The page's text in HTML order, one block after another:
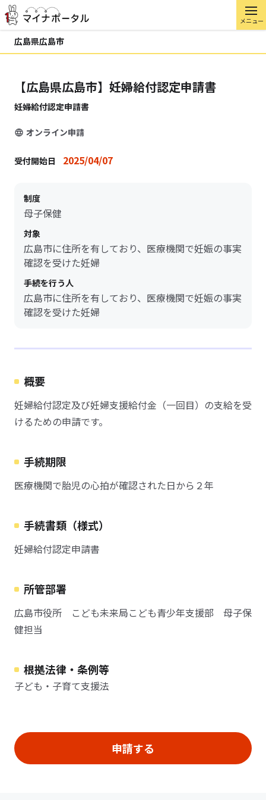
メニュー
広島県広島市
【広島県広島市】妊婦給付認定申請書
妊婦給付認定申請書
オンライン申請
受付開始日 2025/04/07
制度
母子保健
対象
広島市に住所を有しており、医療機関で妊娠の事実
確認を受けた妊婦
手続を行う人
広島市に住所を有しており、医療機関で妊娠の事実
確認を受けた妊婦
概要
妊婦給付認定及び妊婦支援給付金（一回目）の支給を受
けるための申請です。
手続期限
医療機関で胎児の心拍が確認された日から２年
手続書類（様式）
妊婦給付認定申請書
所管部署
広島市役所 こども未来局こども青少年支援部 母子保
健担当
根拠法律・条例等
子ども・子育て支援法